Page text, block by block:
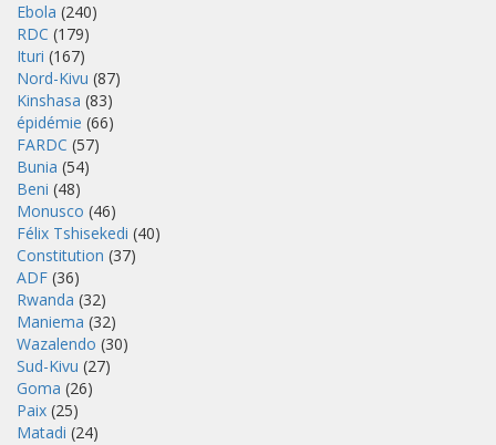
Ebola (240)
RDC (179)
Ituri (167)
Nord-Kivu (87)
Kinshasa (83)
épidémie (66)
FARDC (57)
Bunia (54)
Beni (48)
Monusco (46)
Félix Tshisekedi (40)
Constitution (37)
ADF (36)
Rwanda (32)
Maniema (32)
Wazalendo (30)
Sud-Kivu (27)
Goma (26)
Paix (25)
Matadi (24)